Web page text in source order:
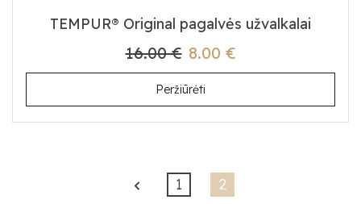
TEMPUR® Original pagalvės užvalkalai
8.00 €
16.00 €
Peržiūrėti
1 2